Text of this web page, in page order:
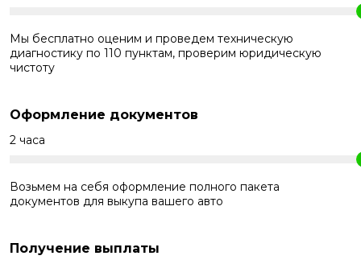
Мы бесплатно оценим и проведем техническую
диагностику по 110 пунктам, проверим юридическую
чистоту
Оформление документов
2 часа
Возьмем на себя оформление полного пакета
документов для выкупа вашего авто
Получение выплаты